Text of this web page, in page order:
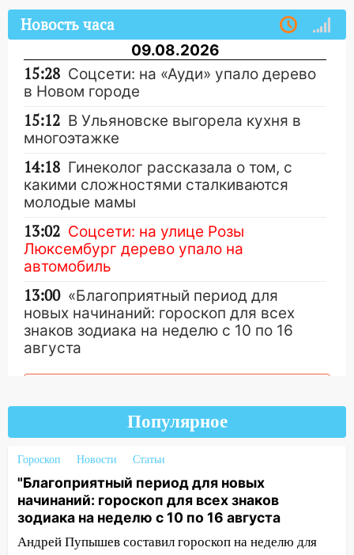
Новость часа
09.08.2026
15:28 Соцсети: на «Ауди» упало дерево
в Новом городе
15:12 В Ульяновске выгорела кухня в
многоэтажке
14:18 Гинеколог рассказала о том, с
какими сложностями сталкиваются
молодые мамы
13:02 Соцсети: на улице Розы
Люксембург дерево упало на
автомобиль
13:00 «Благоприятный период для
новых начинаний: гороскоп для всех
знаков зодиака на неделю с 10 по 16
августа
13:00 На проспекте Тюленева в
В Ульяновской области ожидается
крупный град
12:11
августа: список АЗС
11:55 Соцсети: светофор упал на
машину во время сильного ливня в
Популярное
Гороскоп Новости Статьи
"Благоприятный период для новых
начинаний: гороскоп для всех знаков
зодиака на неделю с 10 по 16 августа
Андрей Пупышев составил гороскоп на неделю для